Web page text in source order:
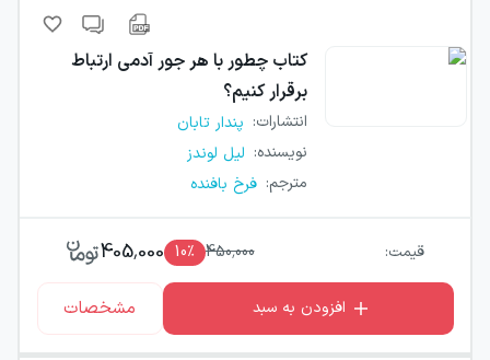
کتاب چطور با هر جور آدمی ارتباط
برقرار کنیم؟
انتشارات: پندار تابان
نویسنده: لیل لوندز
مترجم: فرخ بافنده
قیمت: 450,000
10٪ 405,000
افزودن به سبد مشخصات